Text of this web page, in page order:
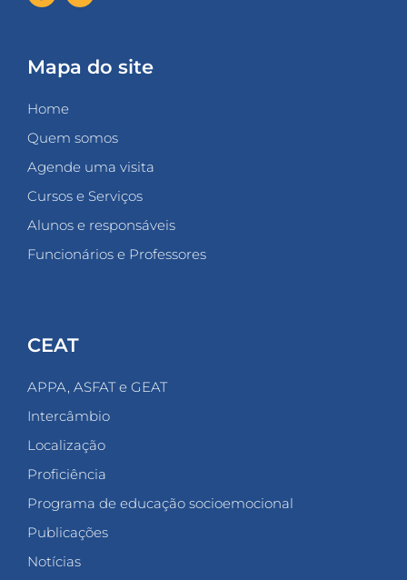
Mapa do site
Home
Quem somos
Agende uma visita
Cursos e Serviços
Alunos e responsáveis
Funcionários e Professores
CEAT
APPA, ASFAT e GEAT
Intercâmbio
Localização
Proficiência
Programa de educação socioemocional
Publicações
Notícias